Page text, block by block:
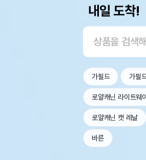
내일 도착!
가필드 가필
로얄캐닌 라이트웨
로얄캐닌 캣 레날
바른